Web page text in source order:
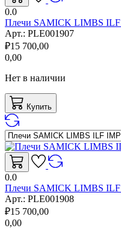
0.0
Плечи SAMICK LIMBS ILF
Арт.: PLE001907
₽15 700,00
0,00
Нет в наличии
Купить
0.0
Плечи SAMICK LIMBS ILF
Арт.: PLE001908
₽15 700,00
0,00